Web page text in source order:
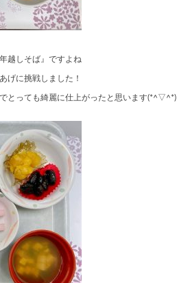
越しそば』ですよね
げに挑戦しました！
とっても綺麗に仕上がったと思います(*^▽^*)